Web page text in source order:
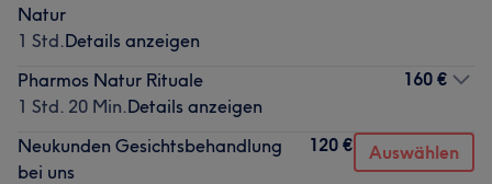
Natur
1 Std.Details anzeigen
Pharmos Natur Rituale
1 Std. 20 Min.Details anzeigen
160 €
Neukunden Gesichtsbehandlung
bei uns
120 € Auswählen